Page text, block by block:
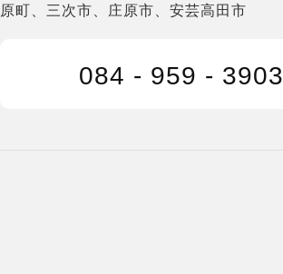
原町、三次市、庄原市、安芸高田市
084 - 959 - 3903